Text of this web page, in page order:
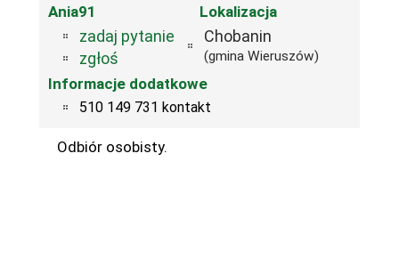
Ania91
zadaj pytanie
zgłoś
Lokalizacja
Chobanin
(gmina Wieruszów)
Informacje dodatkowe
510 149 731 kontakt
Odbiór osobisty.